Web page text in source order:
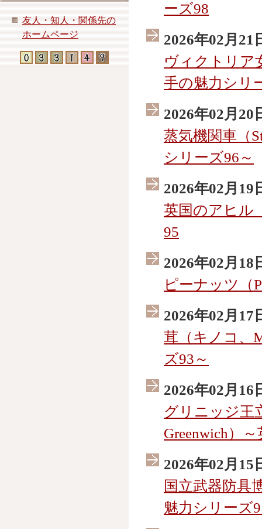
友人・知人・関係先の
ホームページ
ーズ98
2026年02月21
ヴィクトリア
手の魅力シリ
2026年02月20
蒸気機関車（
シリーズ96～
2026年02月19
英国のアヒル
95
2026年02月18
ピーナッツ（
2026年02月17
茸（キノコ、
ズ93～
2026年02月16
グリニッジ王
Greenwich）
2026年02月15
国立武器防具
魅力シリーズ